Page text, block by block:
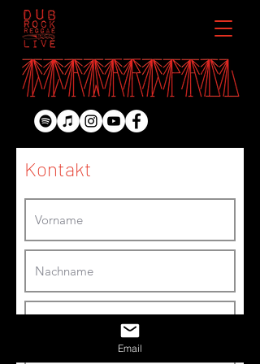
Kontakt
Email